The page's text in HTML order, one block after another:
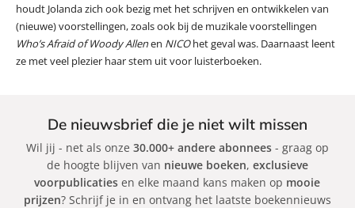
houdt Jolanda zich ook bezig met het schrijven en ontwikkelen van
(nieuwe) voorstellingen, zoals ook bij de muzikale voorstellingen
Who’s Afraid of Woody Allenen NICOhet geval was. Daarnaast leent
ze met veel plezier haar stem uit voor luisterboeken.
De nieuwsbrief die je niet wilt missen
Wil jij - net als onze 30.000+ andere abonnees- graag op
de hoogte blijven van nieuwe boeken, exclusieve
voorpublicaties en elke maand kans maken op mooie
prijzen? Schrijf je in en ontvang het laatste boekennieuws